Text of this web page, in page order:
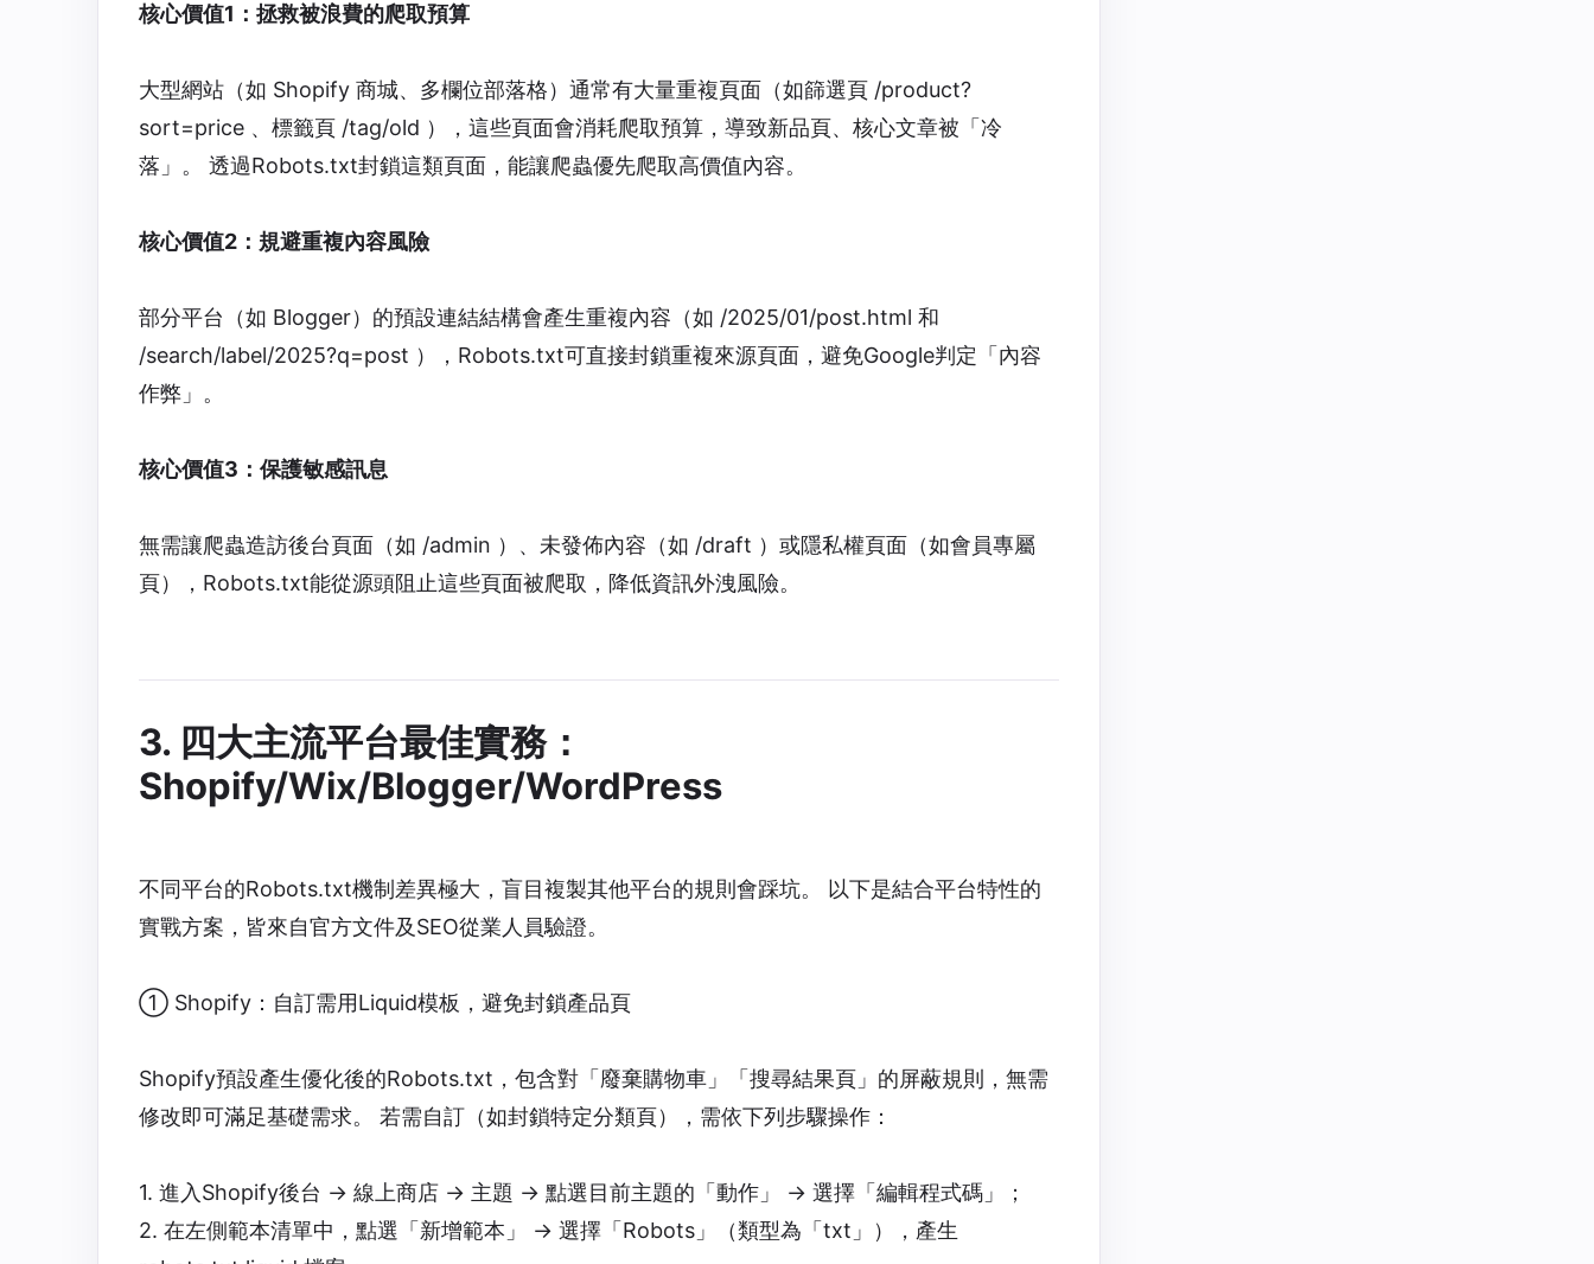
核心價值1：拯救被浪費的爬取預算
大型網站（如 Shopify 商城、多欄位部落格）通常有大量重複頁面（如篩選頁 /product?
sort=price 、標籤頁 /tag/old ），這些頁面會消耗爬取預算，導致新品頁、核心文章被「冷
落」。 透過Robots.txt封鎖這類頁面，能讓爬蟲優先爬取高價值內容。
核心價值2：規避重複內容風險
部分平台（如 Blogger）的預設連結結構會產生重複內容（如 /2025/01/post.html 和
/search/label/2025?q=post ），Robots.txt可直接封鎖重複來源頁面，避免Google判定「內容
作弊」。
核心價值3：保護敏感訊息
無需讓爬蟲造訪後台頁面（如 /admin ）、未發佈內容（如 /draft ）或隱私權頁面（如會員專屬
頁），Robots.txt能從源頭阻止這些頁面被爬取，降低資訊外洩風險。
3. 四大主流平台最佳實務：
Shopify/Wix/Blogger/WordPress
不同平台的Robots.txt機制差異極大，盲目複製其他平台的規則會踩坑。 以下是結合平台特性的
實戰方案，皆來自官方文件及SEO從業人員驗證。
① Shopify：自訂需用Liquid模板，避免封鎖產品頁
Shopify預設產生優化後的Robots.txt，包含對「廢棄購物車」「搜尋結果頁」的屏蔽規則，無需
修改即可滿足基礎需求。 若需自訂（如封鎖特定分類頁），需依下列步驟操作：
1. 進入Shopify後台 → 線上商店 → 主題 → 點選目前主題的「動作」 → 選擇「編輯程式碼」；
2. 在左側範本清單中，點選「新增範本」 → 選擇「Robots」（類型為「txt」），產生